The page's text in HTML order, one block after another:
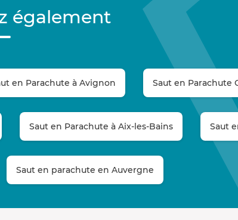
également
en Parachute à Avignon Saut en Parachute
Saut en Parachute à Aix-les-Bains Saut
Saut en parachute en Auvergne